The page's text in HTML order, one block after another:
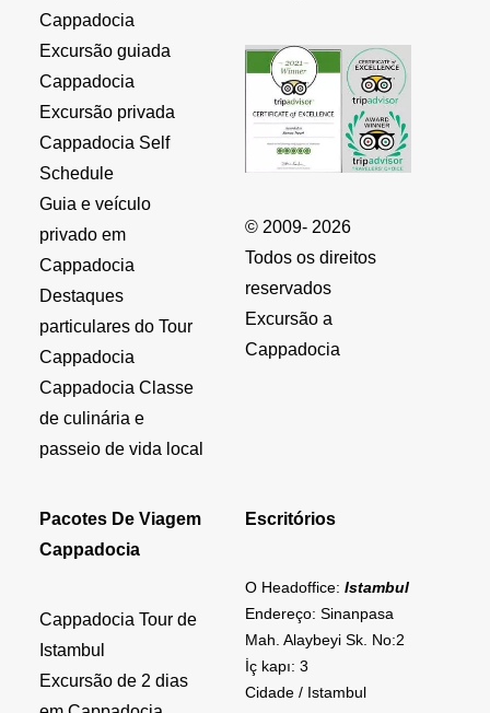
Cappadocia
Excursão guiada
Cappadocia
Excursão privada
Cappadocia Self
Schedule
Guia e veículo
privado em
Cappadocia
Destaques
particulares do Tour
Cappadocia
Cappadocia Classe
de culinária e
passeio de vida local
© 2009- 2026
Todos os direitos
reservados
Excursão a
Cappadocia
Pacotes De Viagem
Cappadocia
Cappadocia Tour de
Istambul
Excursão de 2 dias
Escritórios
O Headoffice: Istambul
Endereço: Sinanpasa
Mah. Alaybeyi Sk. No:2
İç kapı: 3
Cidade / Istambul